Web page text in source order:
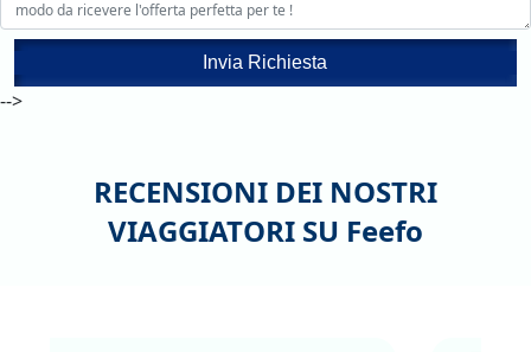
Invia Richiesta
-->
RECENSIONI DEI NOSTRI
VIAGGIATORI SU Feefo